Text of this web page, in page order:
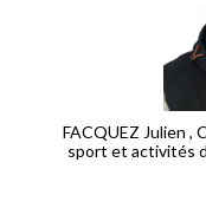
FACQUEZ Julien ,
sport et activités